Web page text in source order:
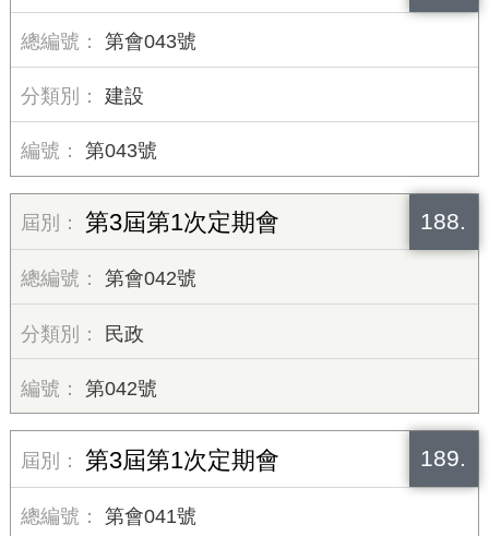
第會043號
建設
第043號
188.
第3屆第1次定期會
第會042號
民政
第042號
189.
第3屆第1次定期會
第會041號